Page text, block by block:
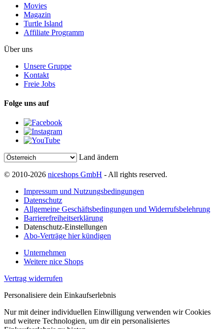
Movies
Magazin
Turtle Island
Affiliate Programm
Über uns
Unsere Gruppe
Kontakt
Freie Jobs
Folge uns auf
Land ändern
© 2010-2026 niceshops GmbH - All rights reserved.
Impressum und Nutzungsbedingungen
Datenschutz
Allgemeine Geschäftsbedingungen und Widerrufsbelehrung
Barrierefreiheitserklärung
Datenschutz-Einstellungen
Abo-Verträge hier kündigen
Unternehmen
Weitere nice Shops
Vertrag widerrufen
Personalisiere dein Einkaufserlebnis
Nur mit deiner individuellen Einwilligung verwenden wir Cookies
und weitere Technologien, um dir ein personalisiertes